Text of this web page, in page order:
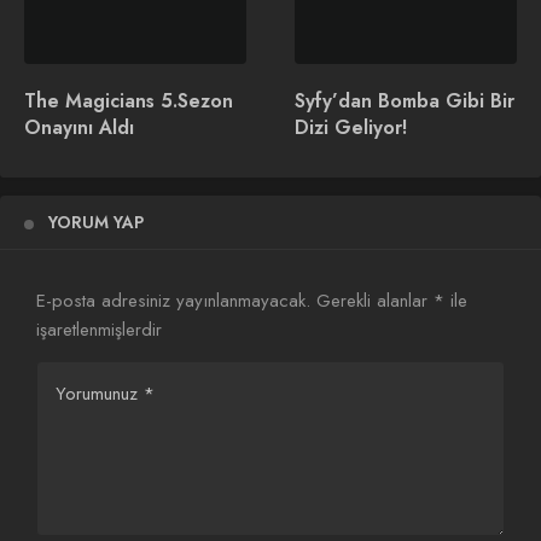
İlginizi Çekebilir
Revival Dizisi Tanıtımı
Chucky 3. Sezon Onayını
The Magicians 5.Sezon
Onayını Aldı
Syfy’dan Bomba Gibi Bir
Dizi Geliyor!
YORUM YAP
E-posta adresiniz yayınlanmayacak. Gerekli alanlar * ile
işaretlenmişlerdir
Yorumunuz *